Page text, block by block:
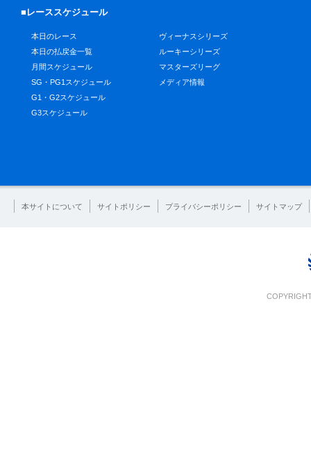
■レーススケジュール
本日のレース
本日の払戻金一覧
月間スケジュール
SG・PG1スケジュール
G1・G2スケジュール
G3スケジュール
ヴィーナスシリーズ
ルーキーシリーズ
マスターズリーグ
メディア情報
本サイトについて サイトポリシー プライバシーポリシー サイトマップ